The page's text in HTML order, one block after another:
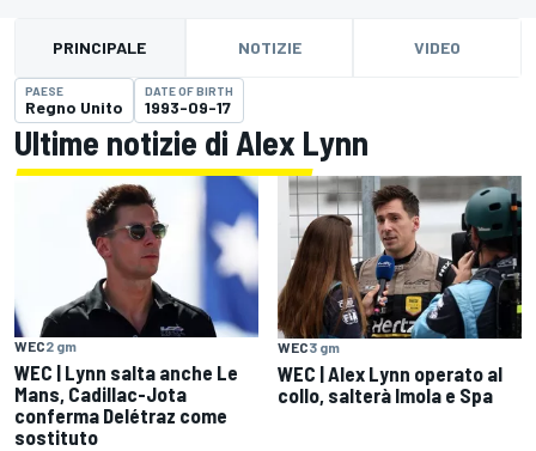
PRINCIPALE NOTIZIE VIDEO
PAESE
Regno Unito
DATE OF BIRTH
1993-09-17
Ultime notizie di Alex Lynn
WEC2 gm
WEC | Lynn salta anche Le
Mans, Cadillac-Jota
conferma Delétraz come
sostituto
WEC3 gm
WEC | Alex Lynn operato al
collo, salterà Imola e Spa